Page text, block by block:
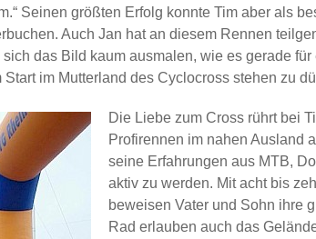
Seinen größten Erfolg konnte Tim aber als
Auch Jan hat an diesem Rennen
das Bild kaum ausmalen, wie es gerade
im Mutterland des Cyclocross stehen zu
Die Liebe zum Cross rührt bei
Profirennen im nahen Ausland
seine Erfahrungen aus MTB,
aktiv zu werden. Mit acht bis
beweisen Vater und Sohn ihre
Rad erlauben auch das